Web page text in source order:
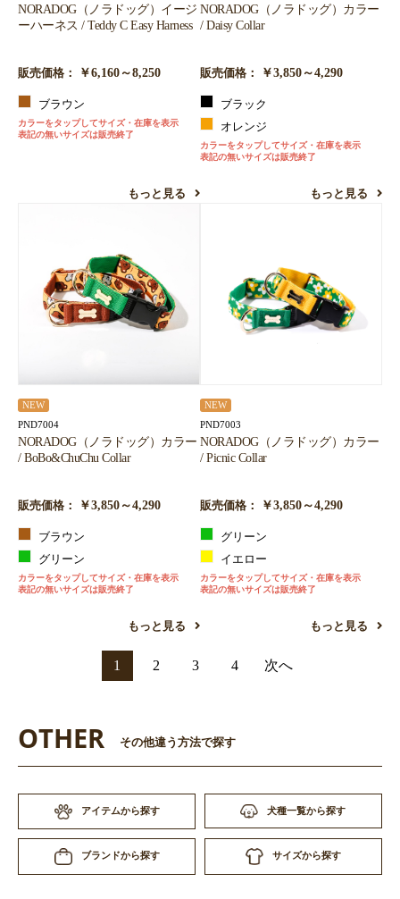
NORADOG（ノラドッグ）イージ
ーハーネス / Teddy C Easy Harness
販売価格： ￥6,160～8,250
ブラウン
カラーをタップしてサイズ・在庫を表示
表記の無いサイズは販売終了
もっと見る
NORADOG（ノラドッグ）カラー
/ Daisy Collar
販売価格： ￥3,850～4,290
ブラック
オレンジ
カラーをタップしてサイズ・在庫を表示
表記の無いサイズは販売終了
もっと見る
NEW
PND7004
NORADOG（ノラドッグ）カラー
/ BoBo&ChuChu Collar
販売価格： ￥3,850～4,290
ブラウン
グリーン
カラーをタップしてサイズ・在庫を表示
表記の無いサイズは販売終了
もっと見る
NEW
PND7003
NORADOG（ノラドッグ）カラー
/ Picnic Collar
販売価格： ￥3,850～4,290
グリーン
イエロー
カラーをタップしてサイズ・在庫を表示
表記の無いサイズは販売終了
もっと見る
1 2 3 4 次へ
OTHER その他違う方法で探す
アイテムから探す 犬種一覧から探す
ブランドから探す サイズから探す